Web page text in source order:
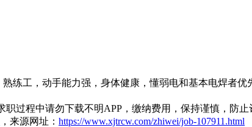
练工，动手能力强，身体健康，懂弱电和基本电焊者
职过程中请勿下载不明APP，缴纳费用，保持谨慎，防
，来源网址： https://www.xjtrcw.com/zhiwei/job-107911.html